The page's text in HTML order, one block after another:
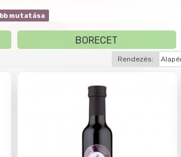
BORECET
Rendezés: